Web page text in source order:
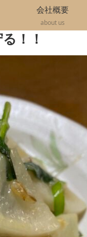
会社概要
about us
！！